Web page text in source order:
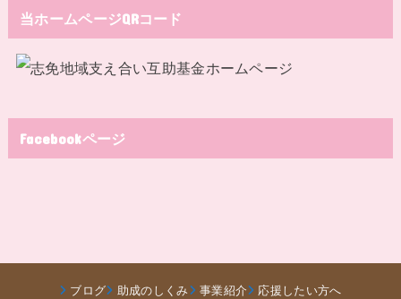
当ホームページQRコード
Facebookページ
ブログ 助成のしくみ 事業紹介 応援したい方へ